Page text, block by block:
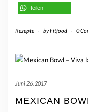
teilen
Rezepte - byFitfood - 0
Juni 26, 2017
MEXICAN